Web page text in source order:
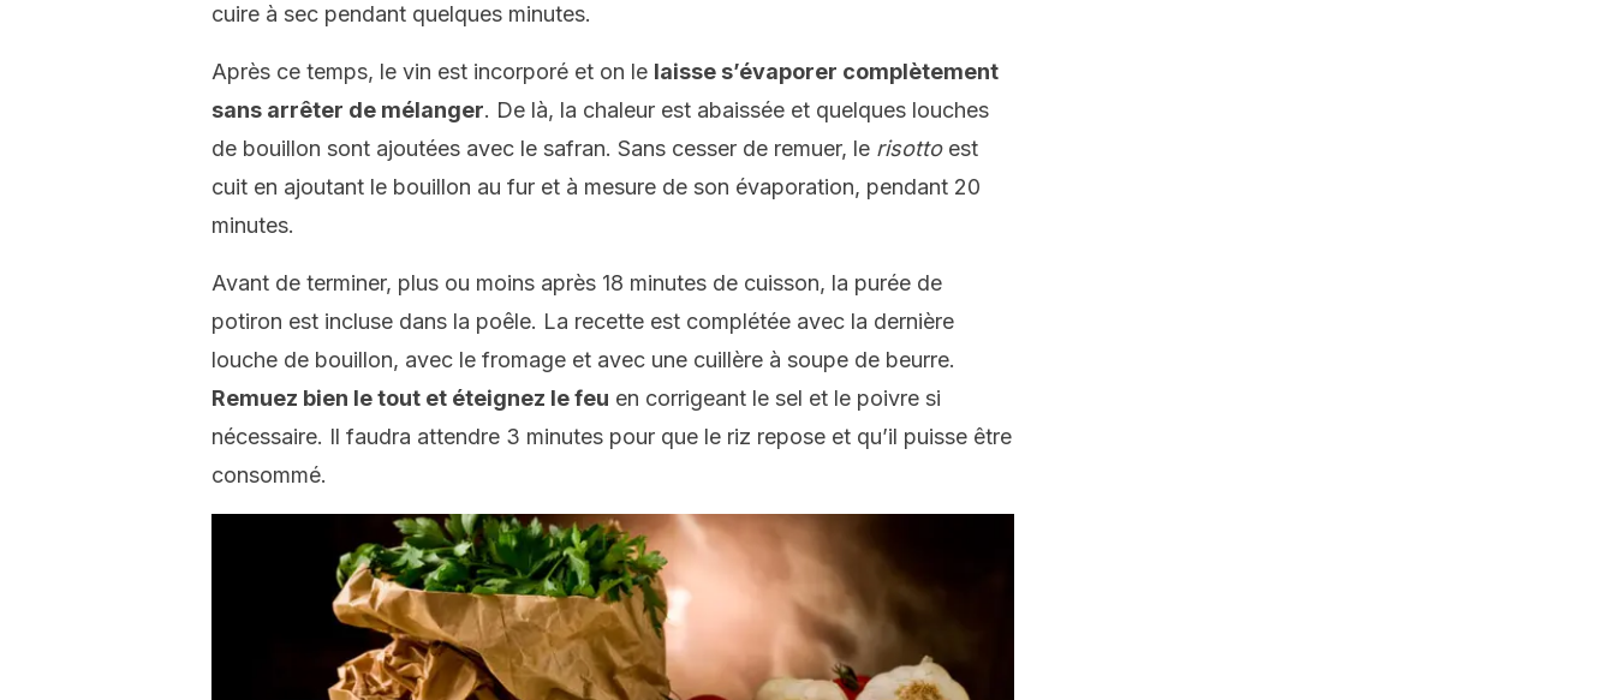
cuire à sec pendant quelques minutes.
Après ce temps, le vin est incorporé et on le laisse s’évaporer complètement
sans arrêter de mélanger. De là, la chaleur est abaissée et quelques louches
de bouillon sont ajoutées avec le safran. Sans cesser de remuer, le risottoest
cuit en ajoutant le bouillon au fur et à mesure de son évaporation, pendant 20
minutes.
Avant de terminer, plus ou moins après 18 minutes de cuisson, la purée de
potiron est incluse dans la poêle. La recette est complétée avec la dernière
louche de bouillon, avec le fromage et avec une cuillère à soupe de beurre.
Remuez bien le tout et éteignez le feu en corrigeant le sel et le poivre si
nécessaire. Il faudra attendre 3 minutes pour que le riz repose et qu’il puisse être
consommé.